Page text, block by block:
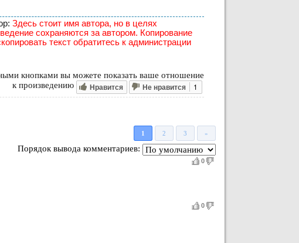
Здесь стоит имя автора, но в целях
сохраняются за автором. Копирование
текст обратитесь к администрации
кнопками вы можете показать ваше отношение
к произведению
Нравится Не нравится 1
1 2 3 »
Порядок вывода комментариев:
0
0